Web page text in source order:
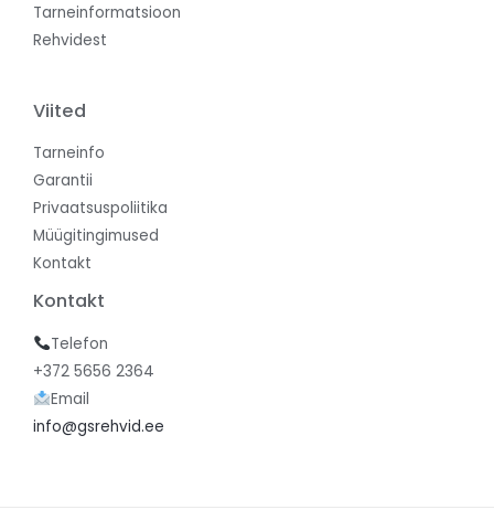
Tarneinformatsioon
Rehvidest
Viited
Tarneinfo
Garantii
Privaatsuspoliitika
Müügitingimused
Kontakt
Kontakt
Telefon
+372 5656 2364
Email
info@gsrehvid.ee